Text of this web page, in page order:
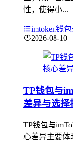
性，使得小...
imtoken钱
2026-08-10
TP钱包与
差异与选择
TP钱包与
心差异主要体